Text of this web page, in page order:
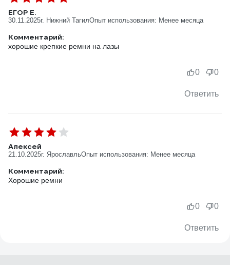
ЕГОР Е.
30.11.2025г. Нижний ТагилОпыт использования: Менее месяца
Комментарий:
хорошие крепкие ремни на лазы
Ответить
0 0
Алексей
21.10.2025г. ЯрославльОпыт использования: Менее месяца
Комментарий:
Хорошие ремни
Ответить
0 0